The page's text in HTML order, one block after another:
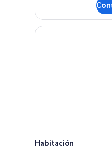
Habitación